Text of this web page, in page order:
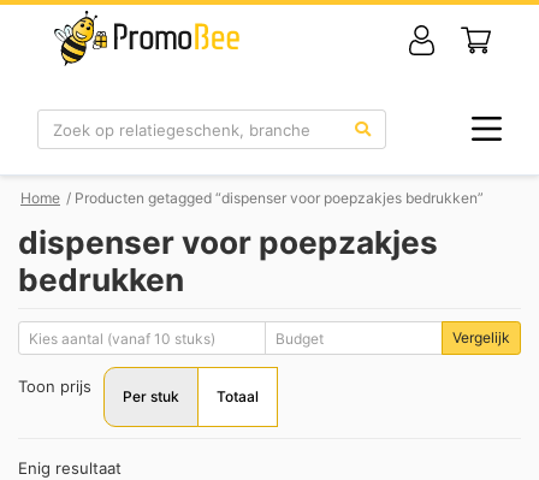
Zoek
Home / Producten getagged “dispenser voor poepzakjes bedrukken”
dispenser voor poepzakjes
bedrukken
Vergelijk
Toon prijs
Per stuk Totaal
Enig resultaat